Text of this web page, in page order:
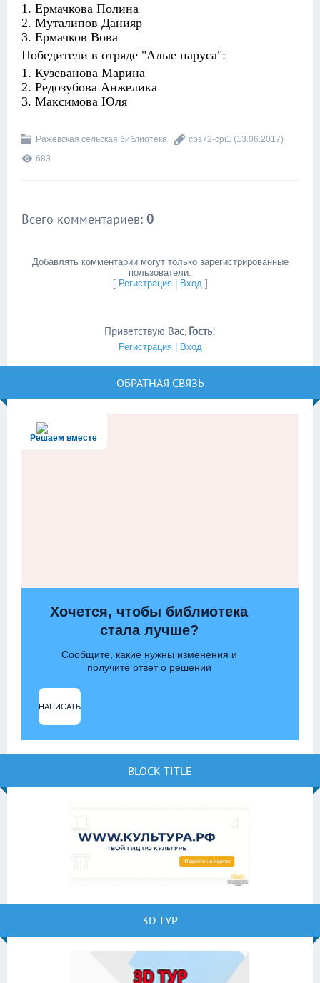
1. Ермачкова Полина
2. Муталипов Данияр
3. Ермачков Вова
Победители в отряде "Алые паруса":
1. Кузеванова Марина
2. Редозубова Анжелика
3. Максимова Юля
Ражевская сельская библиотека cbs72-cpi1 (13.06.2017)
683
Всего комментариев: 0
Добавлять комментарии могут только зарегистрированные
пользователи.
[ Регистрация| Вход]
Приветствую Вас, Гость!
Регистрация| Вход
ОБРАТНАЯ СВЯЗЬ
Решаем вместе
Хочется, чтобы библиотека
стала лучше?
Сообщите, какие нужны изменения и
получите ответ о решении
НАПИСАТЬ
BLOCK TITLE
3D ТУР